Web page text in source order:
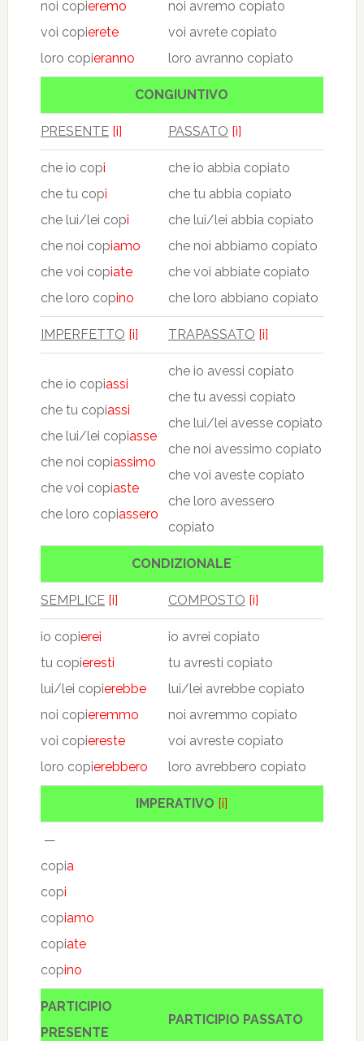
noi copieremo
voi copierete
loro copieranno
noi avremo copiato
voi avrete copiato
loro avranno copiato
CONGIUNTIVO
PRESENTE [i] PASSATO [i]
che io copi
che tu copi
che lui/lei copi
che noi copiamo
che voi copiate
che loro copino
che io abbia copiato
che tu abbia copiato
che lui/lei abbia copiato
che noi abbiamo copiato
che voi abbiate copiato
che loro abbiano copiato
IMPERFETTO [i] TRAPASSATO [i]
che io copiassi
che tu copiassi
che lui/lei copiasse
che noi copiassimo
che voi copiaste
che loro copiassero
che io avessi copiato
che tu avessi copiato
che lui/lei avesse copiato
che noi avessimo copiato
che voi aveste copiato
che loro avessero
copiato
CONDIZIONALE
SEMPLICE [i] COMPOSTO [i]
io copierei
tu copieresti
lui/lei copierebbe
noi copieremmo
voi copiereste
loro copierebbero
io avrei copiato
tu avresti copiato
lui/lei avrebbe copiato
noi avremmo copiato
voi avreste copiato
loro avrebbero copiato
IMPERATIVO [i]
—
copia
copi
copiamo
copiate
copino
PARTICIPIO
PRESENTE
PARTICIPIO PASSATO